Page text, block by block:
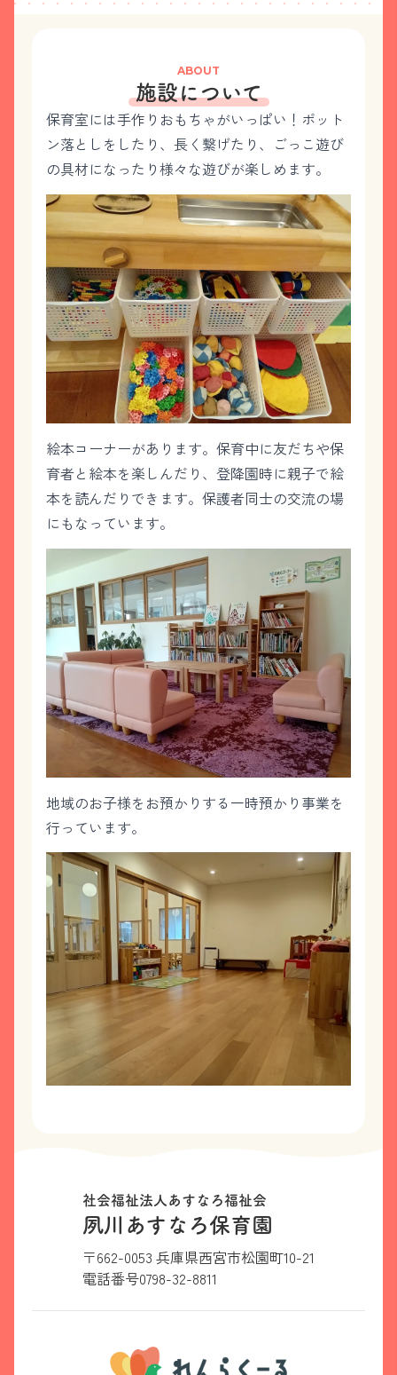
ABOUT
施設について
保育室には手作りおもちゃがいっぱい！ポット
ン落としをしたり、長く繋げたり、ごっこ遊び
の具材になったり様々な遊びが楽しめます。
絵本コーナーがあります。保育中に友だちや保
育者と絵本を楽しんだり、登降園時に親子で絵
本を読んだりできます。保護者同士の交流の場
にもなっています。
地域のお子様をお預かりする一時預かり事業を
行っています。
社会福祉法人あすなろ福祉会
夙川あすなろ保育園
〒662-0053 兵庫県西宮市松園町10-21
電話番号0798-32-8811